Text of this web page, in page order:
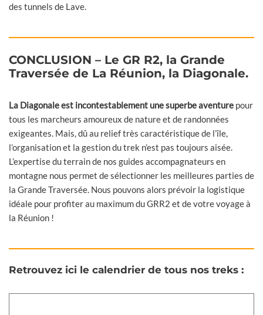
des tunnels de Lave.
CONCLUSION – Le GR R2, la Grande
Traversée de La Réunion, la Diagonale.
La Diagonale est incontestablement une superbe aventure pour
tous les marcheurs amoureux de nature et de randonnées
exigeantes. Mais, dû au relief très caractéristique de l’île,
l’organisation et la gestion du trek n’est pas toujours aisée.
L’expertise du terrain de nos guides accompagnateurs en
montagne nous permet de sélectionner les meilleures parties de
la Grande Traversée. Nous pouvons alors prévoir la logistique
idéale pour profiter au maximum du GRR2 et de votre voyage à
la Réunion !
Retrouvez ici le calendrier de tous nos treks :